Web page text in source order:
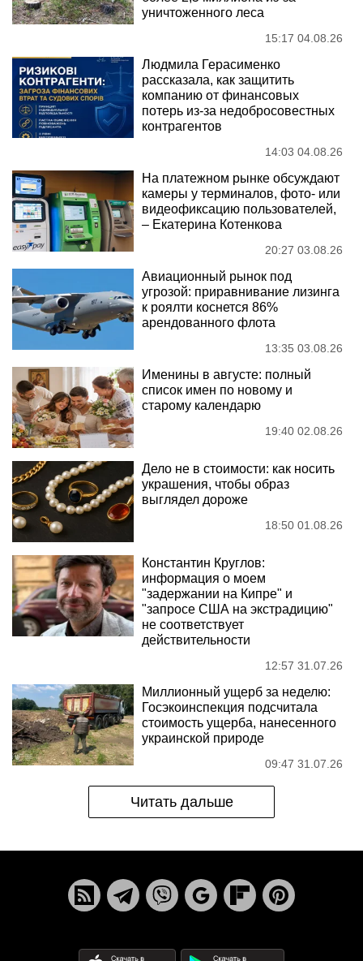
уничтоженного леса
15:17 04.08.26
Людмила Герасименко
рассказала, как защитить
компанию от финансовых
потерь из-за недобросовестных
контрагентов
14:03 04.08.26
На платежном рынке обсуждают
камеры у терминалов, фото- или
видеофиксацию пользователей,
– Екатерина Котенкова
20:27 03.08.26
Авиационный рынок под
угрозой: приравнивание лизинга
к роялти коснется 86%
арендованного флота
13:35 03.08.26
Именины в августе: полный
список имен по новому и
старому календарю
19:40 02.08.26
Дело не в стоимости: как носить
украшения, чтобы образ
выглядел дороже
18:50 01.08.26
Константин Круглов:
информация о моем
"задержании на Кипре" и
"запросе США на экстрадицию"
не соответствует
действительности
12:57 31.07.26
Миллионный ущерб за неделю:
Госэкоинспекция подсчитала
стоимость ущерба, нанесенного
украинской природе
09:47 31.07.26
Читать дальше